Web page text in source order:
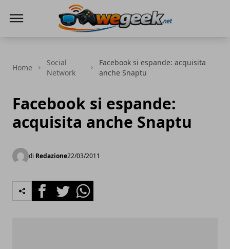
Home
Social
Network
Facebook si espande: acquisita
anche Snaptu
Facebook si espande:
acquisita anche Snaptu
di Redazione22/03/2011
FacebookTwitterWhatsapp